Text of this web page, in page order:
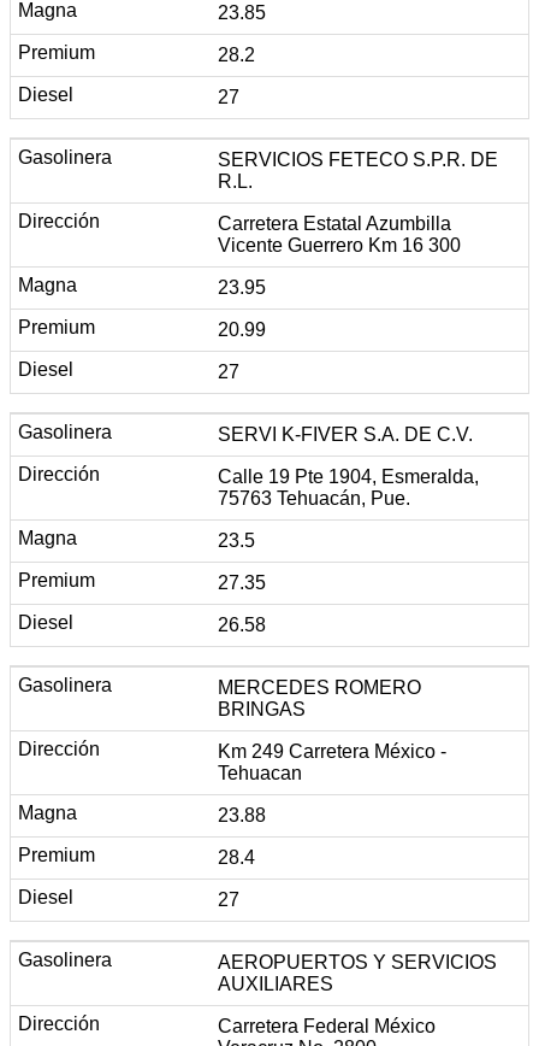
23.85
28.2
27
SERVICIOS FETECO S.P.R. DE
R.L.
Carretera Estatal Azumbilla
Vicente Guerrero Km 16 300
23.95
20.99
27
SERVI K-FIVER S.A. DE C.V.
Calle 19 Pte 1904, Esmeralda,
75763 Tehuacán, Pue.
23.5
27.35
26.58
MERCEDES ROMERO
BRINGAS
Km 249 Carretera México -
Tehuacan
23.88
28.4
27
AEROPUERTOS Y SERVICIOS
AUXILIARES
Carretera Federal México